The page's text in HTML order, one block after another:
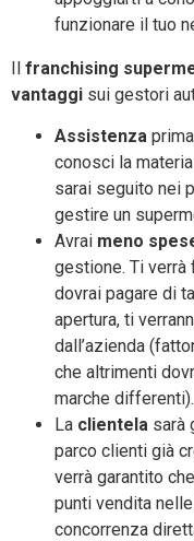
funzionare il tuo
Il franchising
vantaggi sui gestori
Assistenza
conosci la
sarai seguito nei
gestire un
Avrai meno
gestione. Ti verrà
dovrai pagare di
apertura, ti
dall’azienda
che altrimenti
marche differenti).
La clientela sarà
parco clienti già
verrà garantito
punti vendita
concorrenza